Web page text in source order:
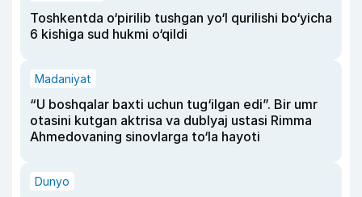
Toshkentda o‘pirilib tushgan yo‘l qurilishi bo‘yicha
6 kishiga sud hukmi o‘qildi
Madaniyat
“U boshqalar baxti uchun tug‘ilgan edi”. Bir umr
otasini kutgan aktrisa va dublyaj ustasi Rimma
Ahmedovaning sinovlarga to‘la hayoti
Dunyo